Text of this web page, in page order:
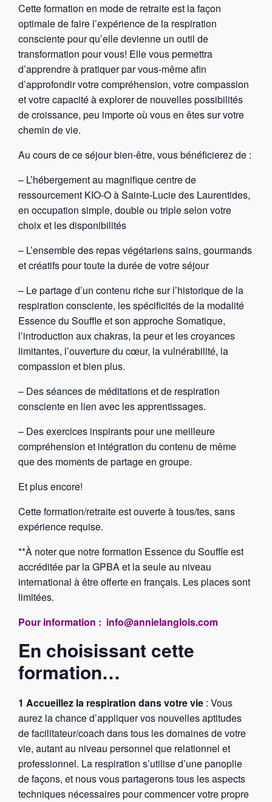
Cette formation en mode de retraite est la façon
optimale de faire l’expérience de la respiration
consciente pour qu’elle devienne un outil de
transformation pour vous! Elle vous permettra
d’apprendre à pratiquer par vous-même afin
d’approfondir votre compréhension, votre compassion
et votre capacité à explorer de nouvelles possibilités
de croissance, peu importe où vous en êtes sur votre
chemin de vie.
Au cours de ce séjour bien-être, vous bénéficierez de :
– L’hébergement au magnifique centre de
ressourcement KIO-O à Sainte-Lucie des Laurentides,
en occupation simple, double ou triple selon votre
choix et les disponibilités
– L’ensemble des repas végétariens sains, gourmands
et créatifs pour toute la durée de votre séjour
– Le partage d’un contenu riche sur l’historique de la
respiration consciente, les spécificités de la modalité
Essence du Souffle et son approche Somatique,
l’introduction aux chakras, la peur et les croyances
limitantes, l’ouverture du cœur, la vulnérabilité, la
compassion et bien plus.
– Des séances de méditations et de respiration
consciente en lien avec les apprentissages.
– Des exercices inspirants pour une meilleure
compréhension et intégration du contenu de même
que des moments de partage en groupe.
Et plus encore!
Cette formation/retraite est ouverte à tous/tes, sans
expérience requise.
**À noter que notre formation Essence du Souffle est
accréditée par la GPBA et la seule au niveau
international à être offerte en français. Les places sont
limitées.
Pour information : info@annielanglois.com
En choisissant cette
formation…
1 Accueillez la respiration dans votre vie : Vous
aurez la chance d’appliquer vos nouvelles aptitudes
de facilitateur/coach dans tous les domaines de votre
vie, autant au niveau personnel que relationnel et
professionnel. La respiration s’utilise d’une panoplie
de façons, et nous vous partagerons tous les aspects
techniques nécessaires pour commencer votre propre